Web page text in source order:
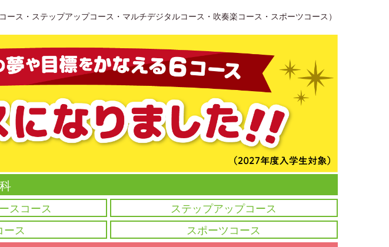
ス・ステップアップコース・マルチデジタルコース・吹奏楽コース・スポーツコース）
スコース
ステップアップコース
ース スポーツコース